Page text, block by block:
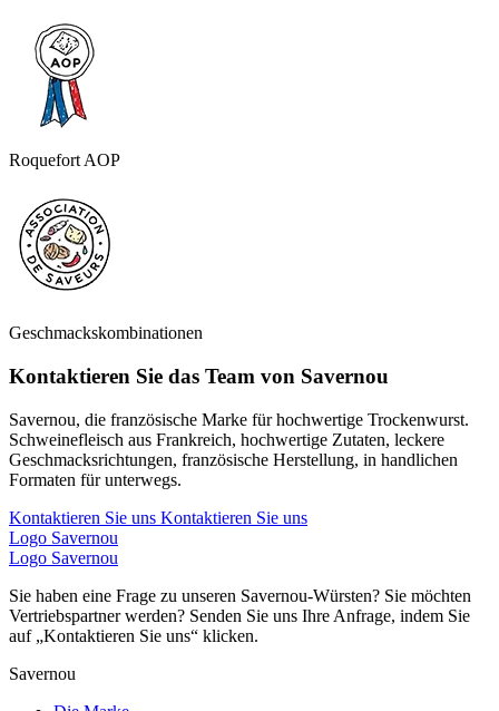
Roquefort AOP
Geschmackskombinationen
Kontaktieren Sie das Team von Savernou
Savernou, die französische Marke für hochwertige Trockenwurst.
Schweinefleisch aus Frankreich, hochwertige Zutaten, leckere
Geschmacksrichtungen, französische Herstellung, in handlichen
Formaten für unterwegs.
Kontaktieren Sie uns Kontaktieren Sie uns
Logo Savernou
Logo Savernou
Sie haben eine Frage zu unseren Savernou-Würsten? Sie möchten
Vertriebspartner werden? Senden Sie uns Ihre Anfrage, indem Sie
auf „Kontaktieren Sie uns“ klicken.
Savernou